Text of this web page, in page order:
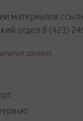
материалов
отдел 8 (423)
данных